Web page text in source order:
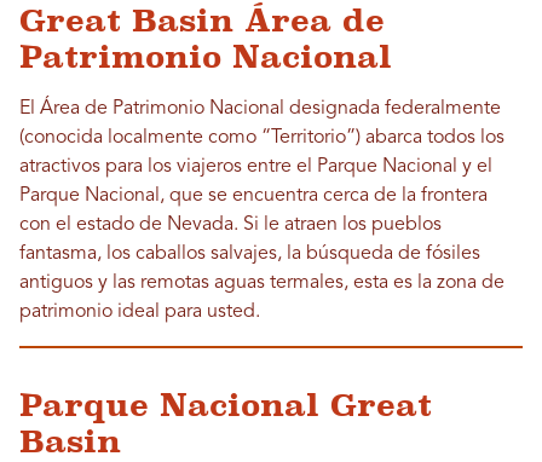
Great Basin Área de
Patrimonio Nacional
El Área de Patrimonio Nacional designada federalmente
(conocida localmente como “Territorio”) abarca todos los
atractivos para los viajeros entre el Parque Nacional y el
Parque Nacional, que se encuentra cerca de la frontera
con el estado de Nevada. Si le atraen los pueblos
fantasma, los caballos salvajes, la búsqueda de fósiles
antiguos y las remotas aguas termales, esta es la zona de
patrimonio ideal para usted.
Parque Nacional Great
Basin